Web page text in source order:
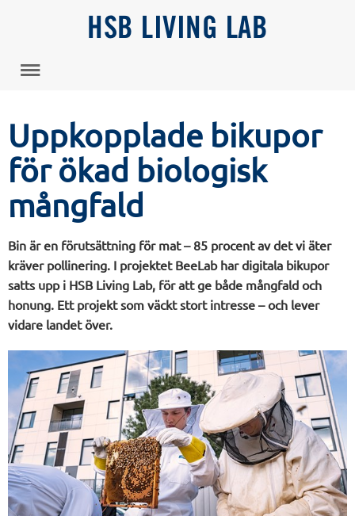
HSB LIVING LAB
Uppkopplade bikupor
för ökad biologisk
mångfald
Bin är en förutsättning för mat – 85 procent av det vi äter
kräver pollinering. I projektet BeeLab har digitala bikupor
satts upp i HSB Living Lab, för att ge både mångfald och
honung. Ett projekt som väckt stort intresse – och lever
vidare landet över.